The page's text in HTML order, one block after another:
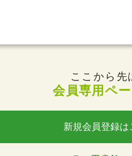
ここから先
会員専用ペ
新規会員登録は